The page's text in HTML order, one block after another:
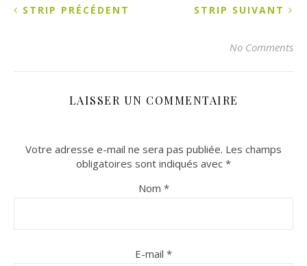
STRIP SUIVANT
STRIP PRÉCÉDENT
No Comments
LAISSER UN COMMENTAIRE
Votre adresse e-mail ne sera pas publiée. Les champs
obligatoires sont indiqués avec *
Nom *
E-mail *